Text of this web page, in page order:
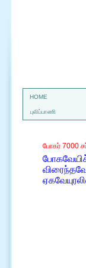
HOME
புலிப்பாணி
போகர் 7000